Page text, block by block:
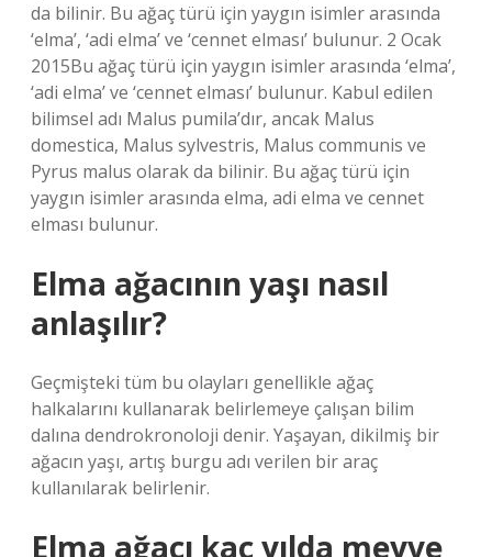
da bilinir. Bu ağaç türü için yaygın isimler arasında
‘elma’, ‘adi elma’ ve ‘cennet elması’ bulunur. 2 Ocak
2015Bu ağaç türü için yaygın isimler arasında ‘elma’,
‘adi elma’ ve ‘cennet elması’ bulunur. Kabul edilen
bilimsel adı Malus pumila’dır, ancak Malus
domestica, Malus sylvestris, Malus communis ve
Pyrus malus olarak da bilinir. Bu ağaç türü için
yaygın isimler arasında elma, adi elma ve cennet
elması bulunur.
Elma ağacının yaşı nasıl
anlaşılır?
Geçmişteki tüm bu olayları genellikle ağaç
halkalarını kullanarak belirlemeye çalışan bilim
dalına dendrokronoloji denir. Yaşayan, dikilmiş bir
ağacın yaşı, artış burgu adı verilen bir araç
kullanılarak belirlenir.
Elma ağacı kaç yılda meyve